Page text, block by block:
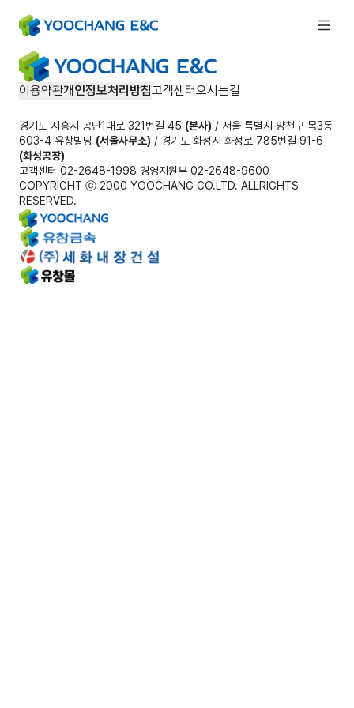
이용약관개인정보처리방침고객센터오시는길
경기도 시흥시 공단1대로 321번길 45 (본사) / 서울 특별시 양천구 목3동
603-4 유창빌딩 (서울사무소) / 경기도 화성시 화성로 785번길 91-6
(화성공장)
고객센터 02-2648-1998 경영지원부 02-2648-9600
COPYRIGHT ⓒ 2000 YOOCHANG CO.LTD. ALLRIGHTS
RESERVED.